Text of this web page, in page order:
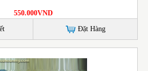
550.000VND
Đặt Hàng